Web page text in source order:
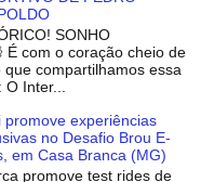
SONHO
É com o coração cheio de
compartilhamos essa
Inter...
promove experiências
no Desafio Brou E-
em Casa Branca (MG)
promove test rides de